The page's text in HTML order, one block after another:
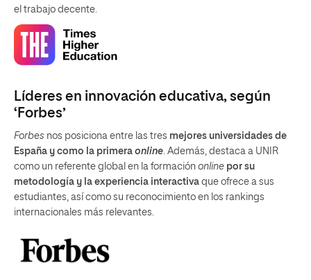
el trabajo decente.
Líderes en innovación educativa, según
‘Forbes’
Forbes nos posiciona entre las tres mejores universidades de
España y como la primera online. Además, destaca a UNIR
como un referente global en la formación online por su
metodología y la experiencia interactiva que ofrece a sus
estudiantes, así como su reconocimiento en los rankings
internacionales más relevantes.